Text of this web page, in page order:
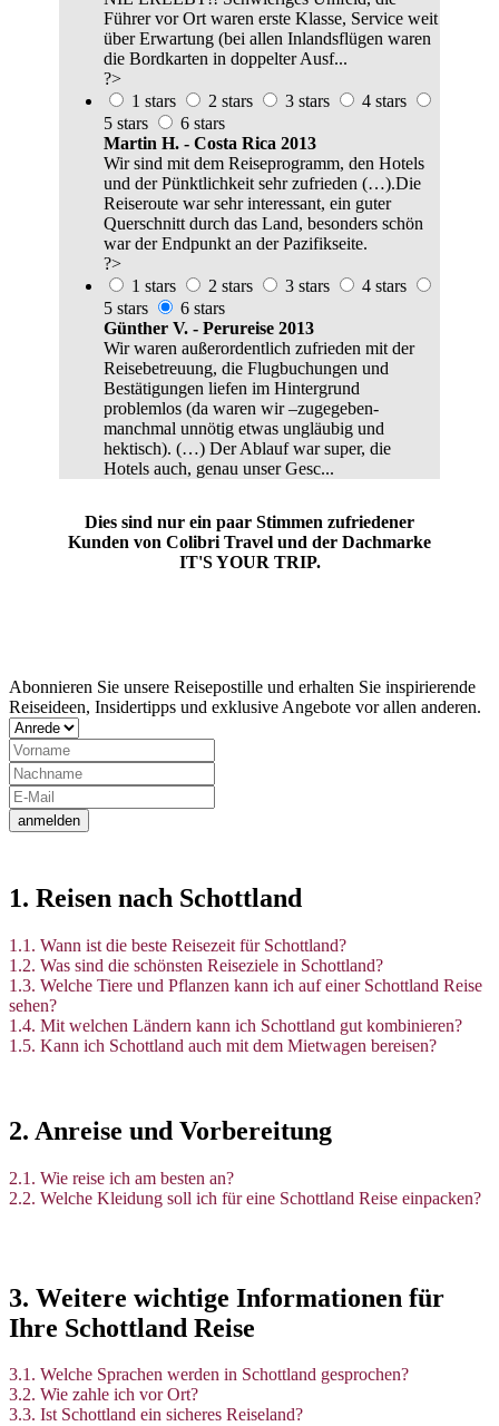
Führer vor Ort waren erste Klasse, Service weit
über Erwartung (bei allen Inlandsflügen waren
die Bordkarten in doppelter Ausf...
?>
1 stars
2 stars 3 stars
4 stars
5 stars
6 stars
Martin H. - Costa Rica 2013
Wir sind mit dem Reiseprogramm, den Hotels
und der Pünktlichkeit sehr zufrieden (…).Die
Reiseroute war sehr interessant, ein guter
Querschnitt durch das Land, besonders schön
war der Endpunkt an der Pazifikseite.
?>
1 stars
2 stars 3 stars
4 stars
5 stars
6 stars
Günther V. - Perureise 2013
Wir waren außerordentlich zufrieden mit der
Reisebetreuung, die Flugbuchungen und
Bestätigungen liefen im Hintergrund
problemlos (da waren wir –zugegeben-
manchmal unnötig etwas ungläubig und
hektisch). (…) Der Ablauf war super, die
Hotels auch, genau unser Gesc...
Dies sind nur ein paar Stimmen zufriedener
Kunden von Colibri Travel und der Dachmarke
IT'S YOUR TRIP.
Abonnieren Sie unsere Reisepostille und erhalten Sie inspirierende
Reiseideen, Insidertipps und exklusive Angebote vor allen anderen.
anmelden
1. Reisen nach Schottland
1.1. Wann ist die beste Reisezeit für Schottland?
1.2. Was sind die schönsten Reiseziele in Schottland?
1.3. Welche Tiere und Pflanzen kann ich auf einer Schottland Reise
sehen?
1.4. Mit welchen Ländern kann ich Schottland gut kombinieren?
1.5. Kann ich Schottland auch mit dem Mietwagen bereisen?
2. Anreise und Vorbereitung
2.1. Wie reise ich am besten an?
2.2. Welche Kleidung soll ich für eine Schottland Reise einpacken?
3. Weitere wichtige Informationen für
Ihre Schottland Reise
3.1. Welche Sprachen werden in Schottland gesprochen?
3.2. Wie zahle ich vor Ort?
3.3. Ist Schottland ein sicheres Reiseland?